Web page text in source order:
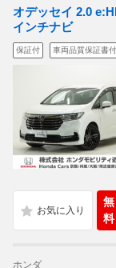
オデッセイ 2.0
インチナビ
保証付 車両品質保証書付
無
料
ホンダ